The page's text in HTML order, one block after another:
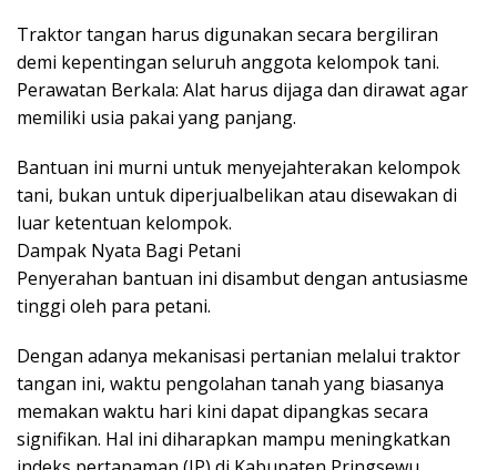
Traktor tangan harus digunakan secara bergiliran
demi kepentingan seluruh anggota kelompok tani.
Perawatan Berkala: Alat harus dijaga dan dirawat agar
memiliki usia pakai yang panjang.
Bantuan ini murni untuk menyejahterakan kelompok
tani, bukan untuk diperjualbelikan atau disewakan di
luar ketentuan kelompok.
Dampak Nyata Bagi Petani
Penyerahan bantuan ini disambut dengan antusiasme
tinggi oleh para petani.
Dengan adanya mekanisasi pertanian melalui traktor
tangan ini, waktu pengolahan tanah yang biasanya
memakan waktu hari kini dapat dipangkas secara
signifikan. Hal ini diharapkan mampu meningkatkan